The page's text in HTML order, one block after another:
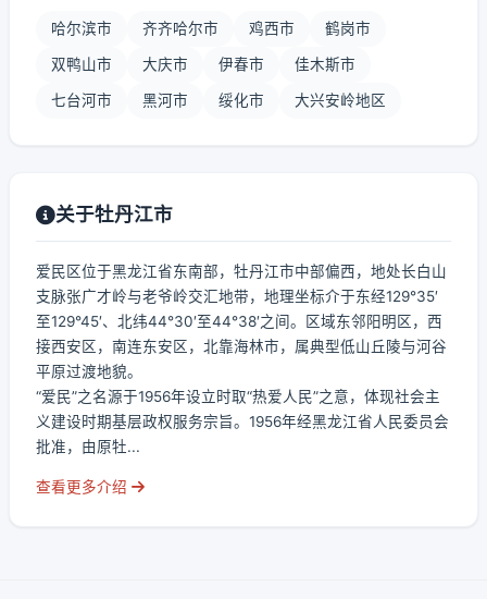
哈尔滨市 齐齐哈尔市 鸡西市 鹤岗市
双鸭山市 大庆市 伊春市 佳木斯市
七台河市 黑河市 绥化市 大兴安岭地区
关于牡丹江市
爱民区位于黑龙江省东南部，牡丹江市中部偏西，地处长白山
支脉张广才岭与老爷岭交汇地带，地理坐标介于东经129°35′
至129°45′、北纬44°30′至44°38′之间。区域东邻阳明区，西
接西安区，南连东安区，北靠海林市，属典型低山丘陵与河谷
平原过渡地貌。
“爱民”之名源于1956年设立时取“热爱人民”之意，体现社会主
义建设时期基层政权服务宗旨。1956年经黑龙江省人民委员会
批准，由原牡...
查看更多介绍